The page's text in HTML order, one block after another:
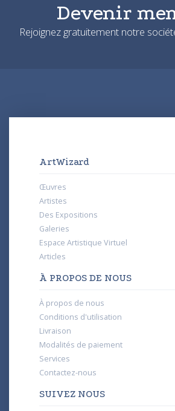
Devenir
Rejoignez gratuitement notre
ArtWizard
Œuvres
Artistes
Des Expositions
Galeries
Espace Artistique Virtuel
Articles
À PROPOS DE NOUS
À propos de nous
Conditions d'utilisation
Livraison
Modalités de paiement
Services
Contactez-nous
SUIVEZ NOUS